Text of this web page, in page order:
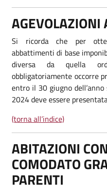
Si ricorda che per
abbattimenti di base
diversa da quella
obbligatoriamente occorre
entro il 30 giugno dell’anno
2024 deve essere
(torna all’indice)
ABITAZIONI
COMODATO
PARENTI